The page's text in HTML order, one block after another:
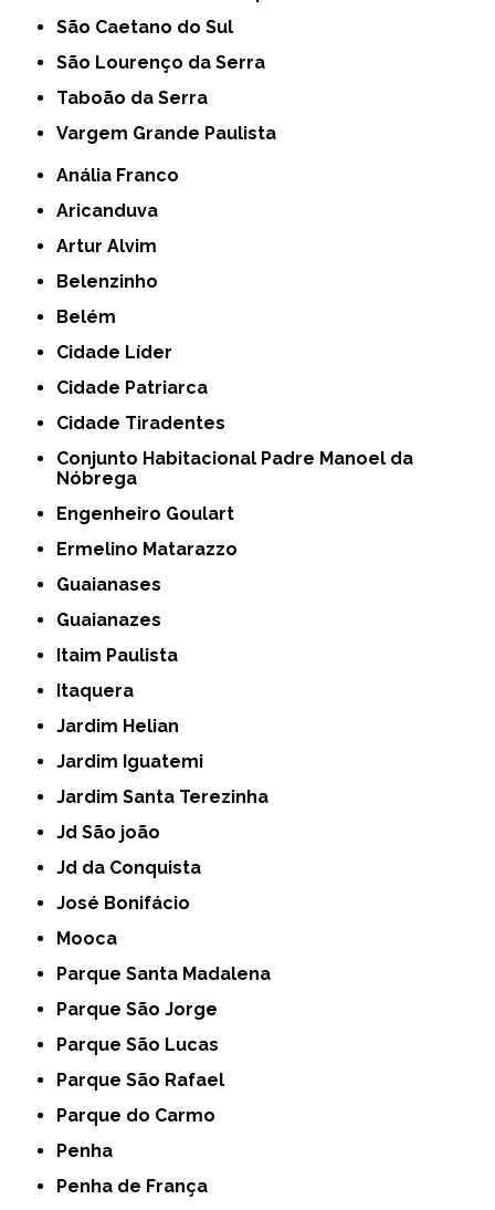
São Caetano do Sul
São Lourenço da Serra
Taboão da Serra
Vargem Grande Paulista
Anália Franco
Aricanduva
Artur Alvim
Belenzinho
Belém
Cidade Líder
Cidade Patriarca
Cidade Tiradentes
Conjunto Habitacional Padre Manoel da
Nóbrega
Engenheiro Goulart
Ermelino Matarazzo
Guaianases
Guaianazes
Itaim Paulista
Itaquera
Jardim Helian
Jardim Iguatemi
Jardim Santa Terezinha
Jd São joão
Jd da Conquista
José Bonifácio
Mooca
Parque Santa Madalena
Parque São Jorge
Parque São Lucas
Parque São Rafael
Parque do Carmo
Penha
Penha de França